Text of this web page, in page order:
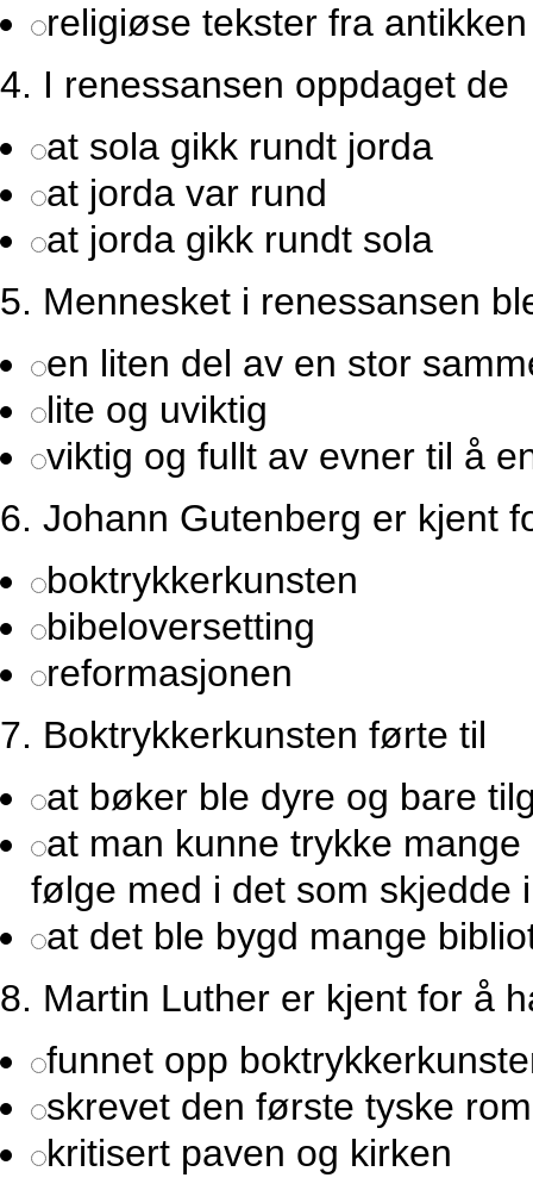
religiøse tekster fra antikken
4. I renessansen oppdaget de
at sola gikk rundt jorda
at jorda var rund
at jorda gikk rundt sola
5. Mennesket i renessansen
en liten del av en stor
lite og uviktig
viktig og fullt av evner til å
6. Johann Gutenberg er kjent
boktrykkerkunsten
bibeloversetting
reformasjonen
7. Boktrykkerkunsten førte til
at bøker ble dyre og bare
at man kunne trykke
følge med i det som skjedde
at det ble bygd mange
8. Martin Luther er kjent for å
funnet opp
skrevet den første tyske
kritisert paven og kirken